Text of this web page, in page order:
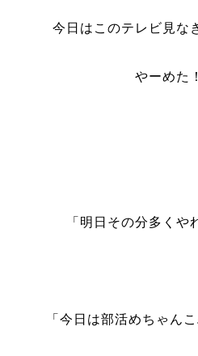
今日はこのテレビ見な
やーめた
「明日その分多くや
「今日は部活めちゃん